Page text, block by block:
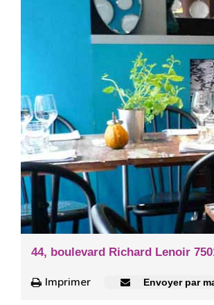
44, boulevard Richard Lenoir
Imprimer
Envoyer par